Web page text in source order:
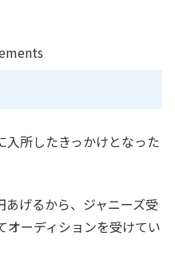
入所したきっかけとなった
げるから、ジャニーズ受
オーディションを受けてい